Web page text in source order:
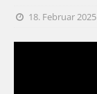
18. Februar 2025